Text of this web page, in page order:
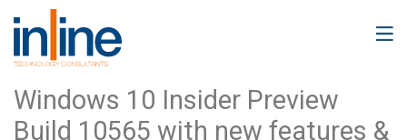
Windows 10 Insider Preview
Build 10565 with new features &